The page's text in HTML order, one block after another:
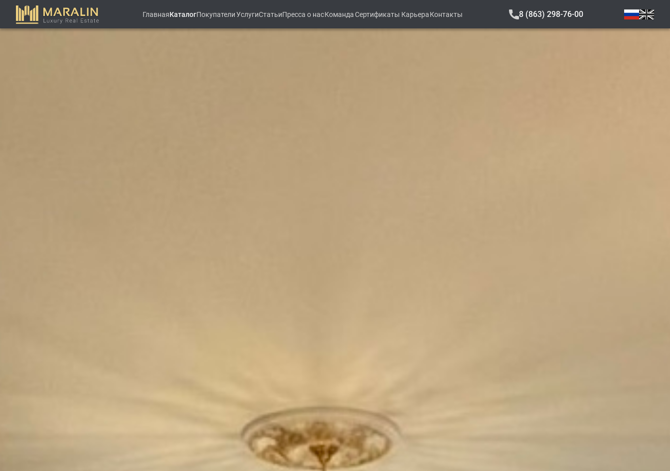
ГлавнаяКаталогПокупателиУслугиСтатьиПресса о насКомандаСертификаты КарьераКонтакты 8 (863) 298-76-00